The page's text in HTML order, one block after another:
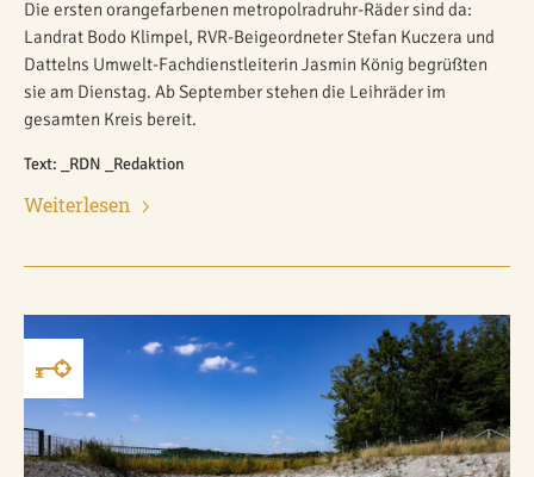
Die ersten orangefarbenen metropolradruhr-Räder sind da:
Landrat Bodo Klimpel, RVR-Beigeordneter Stefan Kuczera und
Dattelns Umwelt-Fachdienstleiterin Jasmin König begrüßten
sie am Dienstag. Ab September stehen die Leihräder im
gesamten Kreis bereit.
Text: _RDN _Redaktion
Weiterlesen